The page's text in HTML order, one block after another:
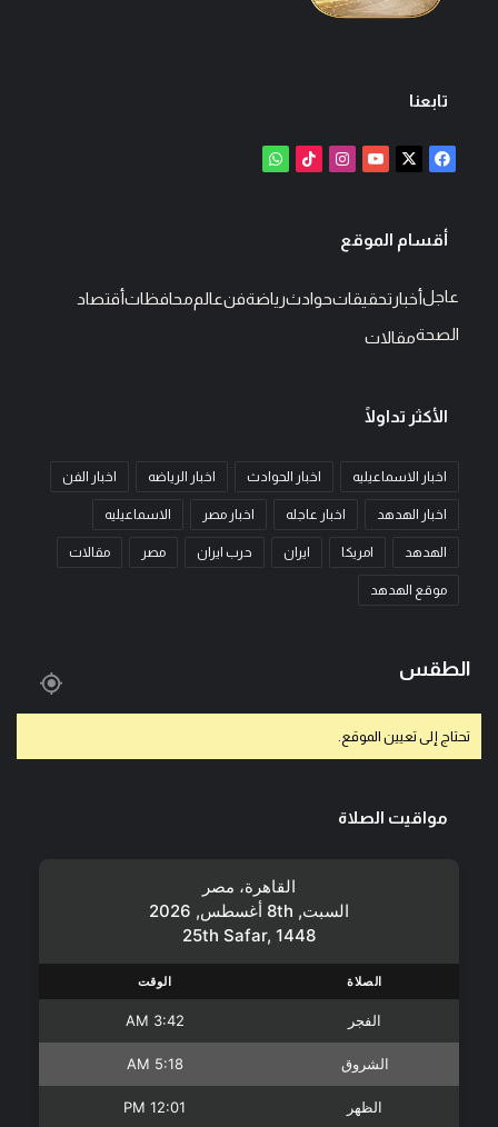
تابعنا
فيسبوك ‫YouTubeانستقرام‫TikTok
أقسام الموقع
عاجلأخبار تحقيقاتحوادثرياضةفنعالممحافظاتأقتصاد
الصحةمقالات
الأكثر تداولًا
اخبار الاسماعيليه اخبار الحوادث اخبار الرياضه اخبار الفن
اخبار الهدهد اخبار عاجله اخبار مصر الاسماعيليه
الهدهد امريكا ايران حرب ايران مصر مقالات
موقع الهدهد
الطقس
تحتاج إلى تعيين الموقع.
مواقيت الصلاة
القاهرة، مصر
السبت, 8th أغسطس, 2026
25th Safar, 1448
الصلاة الوقت
الفجر 3:42 AM
الشروق 5:18 AM
الظهر 12:01 PM